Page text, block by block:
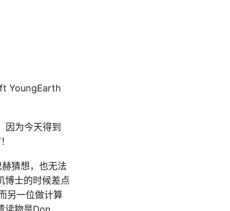
YoungEarth
因为今天得到
猜想，也无法
博士的时候差点
另一位做计算